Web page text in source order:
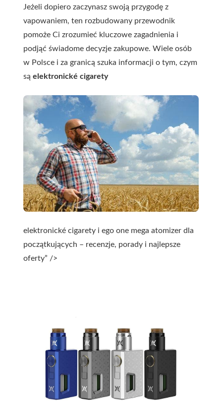
Jeżeli dopiero zaczynasz swoją przygodę z
vapowaniem, ten rozbudowany przewodnik
pomoże Ci zrozumieć kluczowe zagadnienia i
podjąć świadome decyzje zakupowe. Wiele osób
w Polsce i za granicą szuka informacji o tym, czym
są elektronické cigarety
elektronické cigarety i ego one mega atomizer dla
początkujących – recenzje, porady i najlepsze
oferty” />